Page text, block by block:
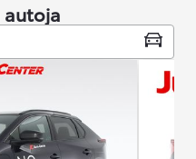
autoja